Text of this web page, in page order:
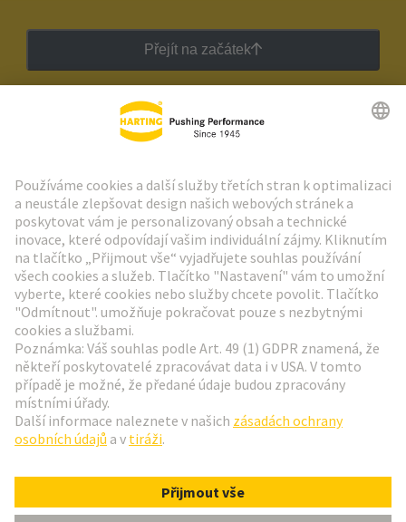
Přejít na začátek
Zpravodaj HARTING
Přejít na registraci
Social Media
Česká republika
© Technologická skupina HARTING